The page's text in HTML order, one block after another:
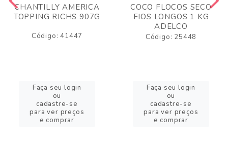
CHANTILLY AMERICA
TOPPING RICHS 907G
Código: 41447
Faça seu login
ou
cadastre-se
para ver preços
e comprar
COCO FLOCOS SECO
FIOS LONGOS 1 KG
ADELCO
Código: 25448
Faça seu login
ou
cadastre-se
para ver preços
e comprar